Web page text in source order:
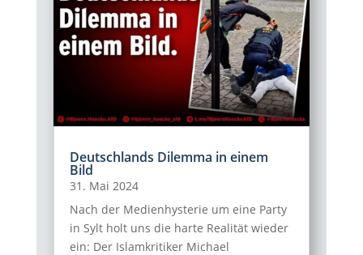
Deutschlands Dilemma in einem
Bild
31. Mai 2024
Nach der Medienhysterie um eine Party
in Sylt holt uns die harte Realität wieder
ein: Der Islamkritiker Michael